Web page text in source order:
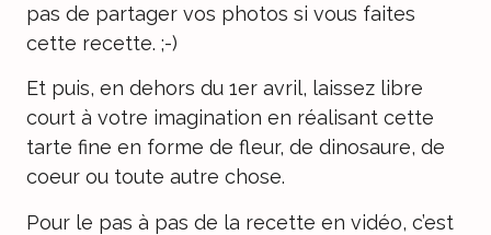
pas de partager vos photos si vous faites
cette recette. ;-)
Et puis, en dehors du 1er avril, laissez libre
court à votre imagination en réalisant cette
tarte fine en forme de fleur, de dinosaure, de
coeur ou toute autre chose.
Pour le pas à pas de la recette en vidéo, c’est